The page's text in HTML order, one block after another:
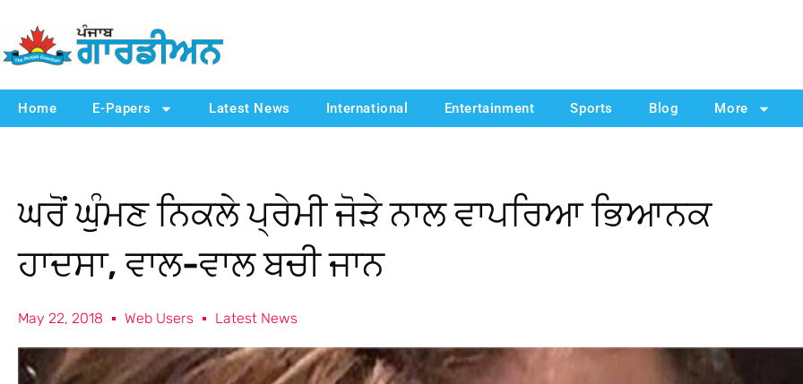
Home E-Papers Latest News International Entertainment Sports Blog More
ਘਰੋਂ ਘੁੰਮਣ ਨਿਕਲੇ ਪ੍ਰੇਮੀ ਜੋੜੇ ਨਾਲ ਵਾਪਰਿਆ ਭਿਆਨਕ
ਹਾਦਸਾ, ਵਾਲ-ਵਾਲ ਬਚੀ ਜਾਨ
May 22, 2018 Web Users Latest News